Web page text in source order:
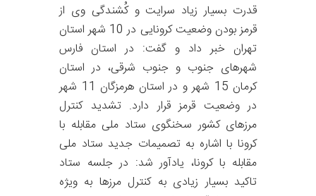
قدرت بسیار زیاد سرایت و کُشندگی وی از
قرمز بودن وضعیت کرونایی در 10 شهر استان
تهران خبر داد و گفت: در استان فارس
شهرهای جنوب و جنوب شرقی، در استان
کرمان 15 شهر و در استان هرمزگان 11 شهر
در وضعیت قرمز قرار دارد. تشدید کنترل
مرزهای کشور سخنگوی ستاد ملی مقابله با
کرونا با اشاره به تصمیمات جدید ستاد ملی
مقابله با کرونا، یادآور شد: در جلسه ستاد
تاکید بسیار زیادی به کنترل مرزها به ویژه